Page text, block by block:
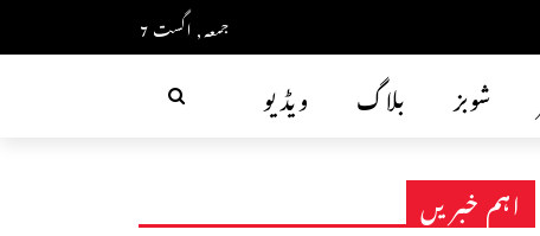
جمعہ, اگست 7
ویڈیو بلاگ شوبز
اہم خبریں